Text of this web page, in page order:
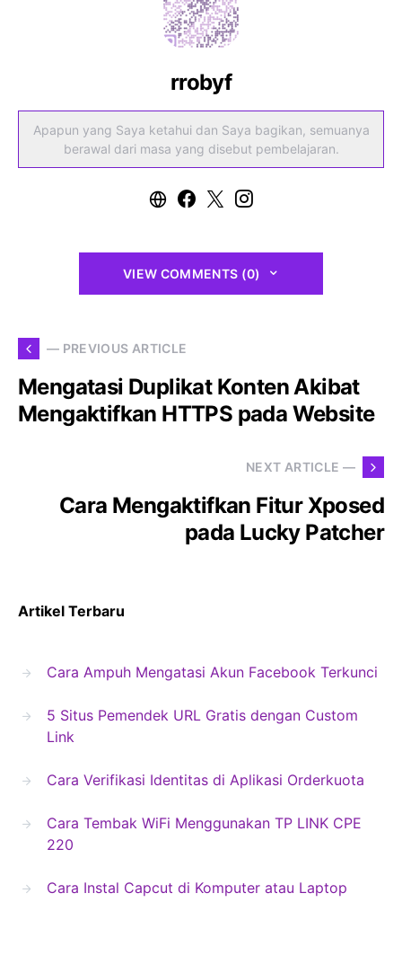
rrobyf
Apapun yang Saya ketahui dan Saya bagikan, semuanya
berawal dari masa yang disebut pembelajaran.
VIEW COMMENTS (0)
— PREVIOUS ARTICLE
Mengatasi Duplikat Konten Akibat
Mengaktifkan HTTPS pada Website
NEXT ARTICLE —
Cara Mengaktifkan Fitur Xposed
pada Lucky Patcher
Artikel Terbaru
Cara Ampuh Mengatasi Akun Facebook Terkunci
5 Situs Pemendek URL Gratis dengan Custom
Link
Cara Verifikasi Identitas di Aplikasi Orderkuota
Cara Tembak WiFi Menggunakan TP LINK CPE
220
Cara Instal Capcut di Komputer atau Laptop